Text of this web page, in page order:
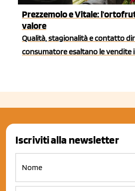
Prezzemolo e Vitale:
valore
Qualità, stagionalità e contatto
consumatore esaltano le vendite
Iscriviti alla newsletter